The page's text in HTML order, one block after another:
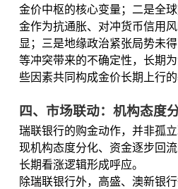
金价中枢的核心变量；二是全
金作为抗通胀、对冲货币信用
显；三是地缘政治紧张局势未
等冲突带来的不确定性，长期
些因素共同构成金价长期上行的
四、市场联动：机构态度
瑞联银行的购金动作，并非孤
现机构态度分化、资金逐步回
长期看涨逻辑形成呼应。
除瑞联银行外，高盛、澳新银